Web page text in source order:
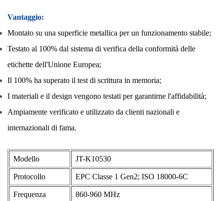
Vantaggio:
Montato su una superficie metallica per un funzionamento stabile;
Testato al 100% dal sistema di verifica della conformità delle
etichette dell'Unione Europea;
Il 100% ha superato il test di scrittura in memoria;
I materiali e il design vengono testati per garantirne l'affidabilità;
Ampiamente verificato e utilizzato da clienti nazionali e
internazionali di fama.
Modello JT-K10530
Protocollo EPC Classe 1 Gen2; ISO 18000-6C
Frequenza 860-960 MHz